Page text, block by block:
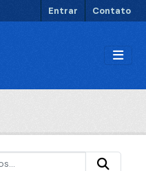
Entrar Contato